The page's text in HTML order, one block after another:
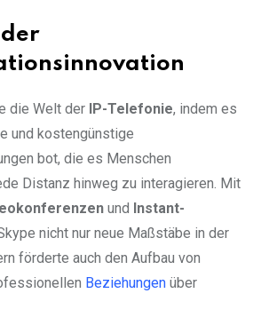
die Welt der IP-Telefonie, indem es
und kostengünstige
bot, die es Menschen
Distanz hinweg zu interagieren. Mit
und Instant-
nicht nur neue Maßstäbe in der
förderte auch den Aufbau von
Beziehungen über